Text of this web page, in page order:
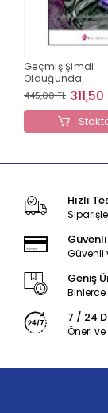
Geçmiş Şimdi
Olduğunda
445,00 TL 311,50
Hızlı
Güvenli
Güvenli
Geniş
7 / 24
Öneri